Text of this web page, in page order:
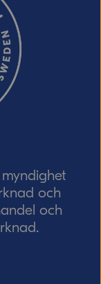
och
och